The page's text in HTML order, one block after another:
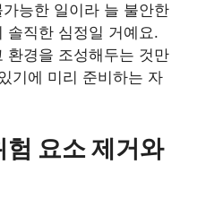
능한 일이라 늘 불안한
솔직한 심정일 거예요.
환경을 조성해두는 것만
기에 미리 준비하는 자
요소 제거와